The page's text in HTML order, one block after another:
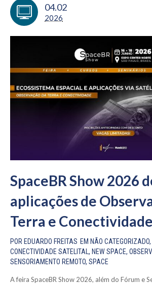
04.02
2026
SpaceBR Show 2026
aplicações de
Terra e Conectividade
POR EDUARDO FREITAS EM NÃO CATEGORIZADO,
CONECTIVIDADE SATELITAL, NEW SPACE,
SENSORIAMENTO REMOTO, SPACE
A feira SpaceBR Show 2026, além do Fórum e